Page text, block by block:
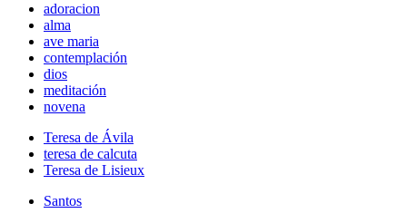
adoracion
alma
ave maria
contemplación
dios
meditación
novena
Teresa de Ávila
teresa de calcuta
Teresa de Lisieux
Santos